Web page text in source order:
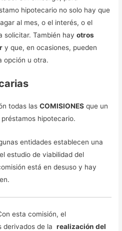
hipotecario no solo hay que
al mes, o el interés, o el
solicitar. También hayotros
y que, en ocasiones, pueden
opción u otra.
todas lasCOMISIONES que un
hipotecario.
entidades establecen una
estudio de viabilidad del
está en desuso y hay
esta comisión, el
derivados de larealización del